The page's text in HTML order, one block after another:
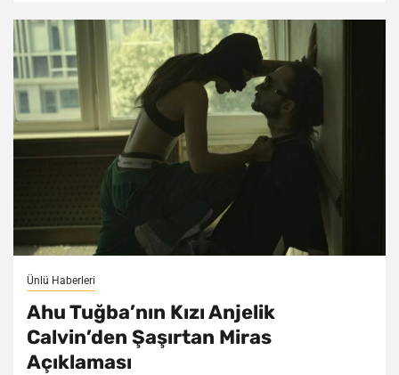
Ünlü Haberleri
Ahu Tuğba’nın Kızı Anjelik
Calvin’den Şaşırtan Miras
Açıklaması